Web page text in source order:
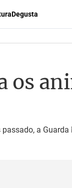
Degusta
os
a